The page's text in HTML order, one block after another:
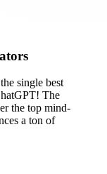
single best
The
the top mind-
a ton of